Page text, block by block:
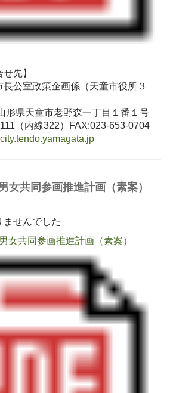
先】
室政策企画係（天童市役所３
天童市老野森一丁目１番１号
（内線322）FAX:023-653-0704
女共同参画推進計画（素案）
せんでした
女共同参画推進計画（素案）